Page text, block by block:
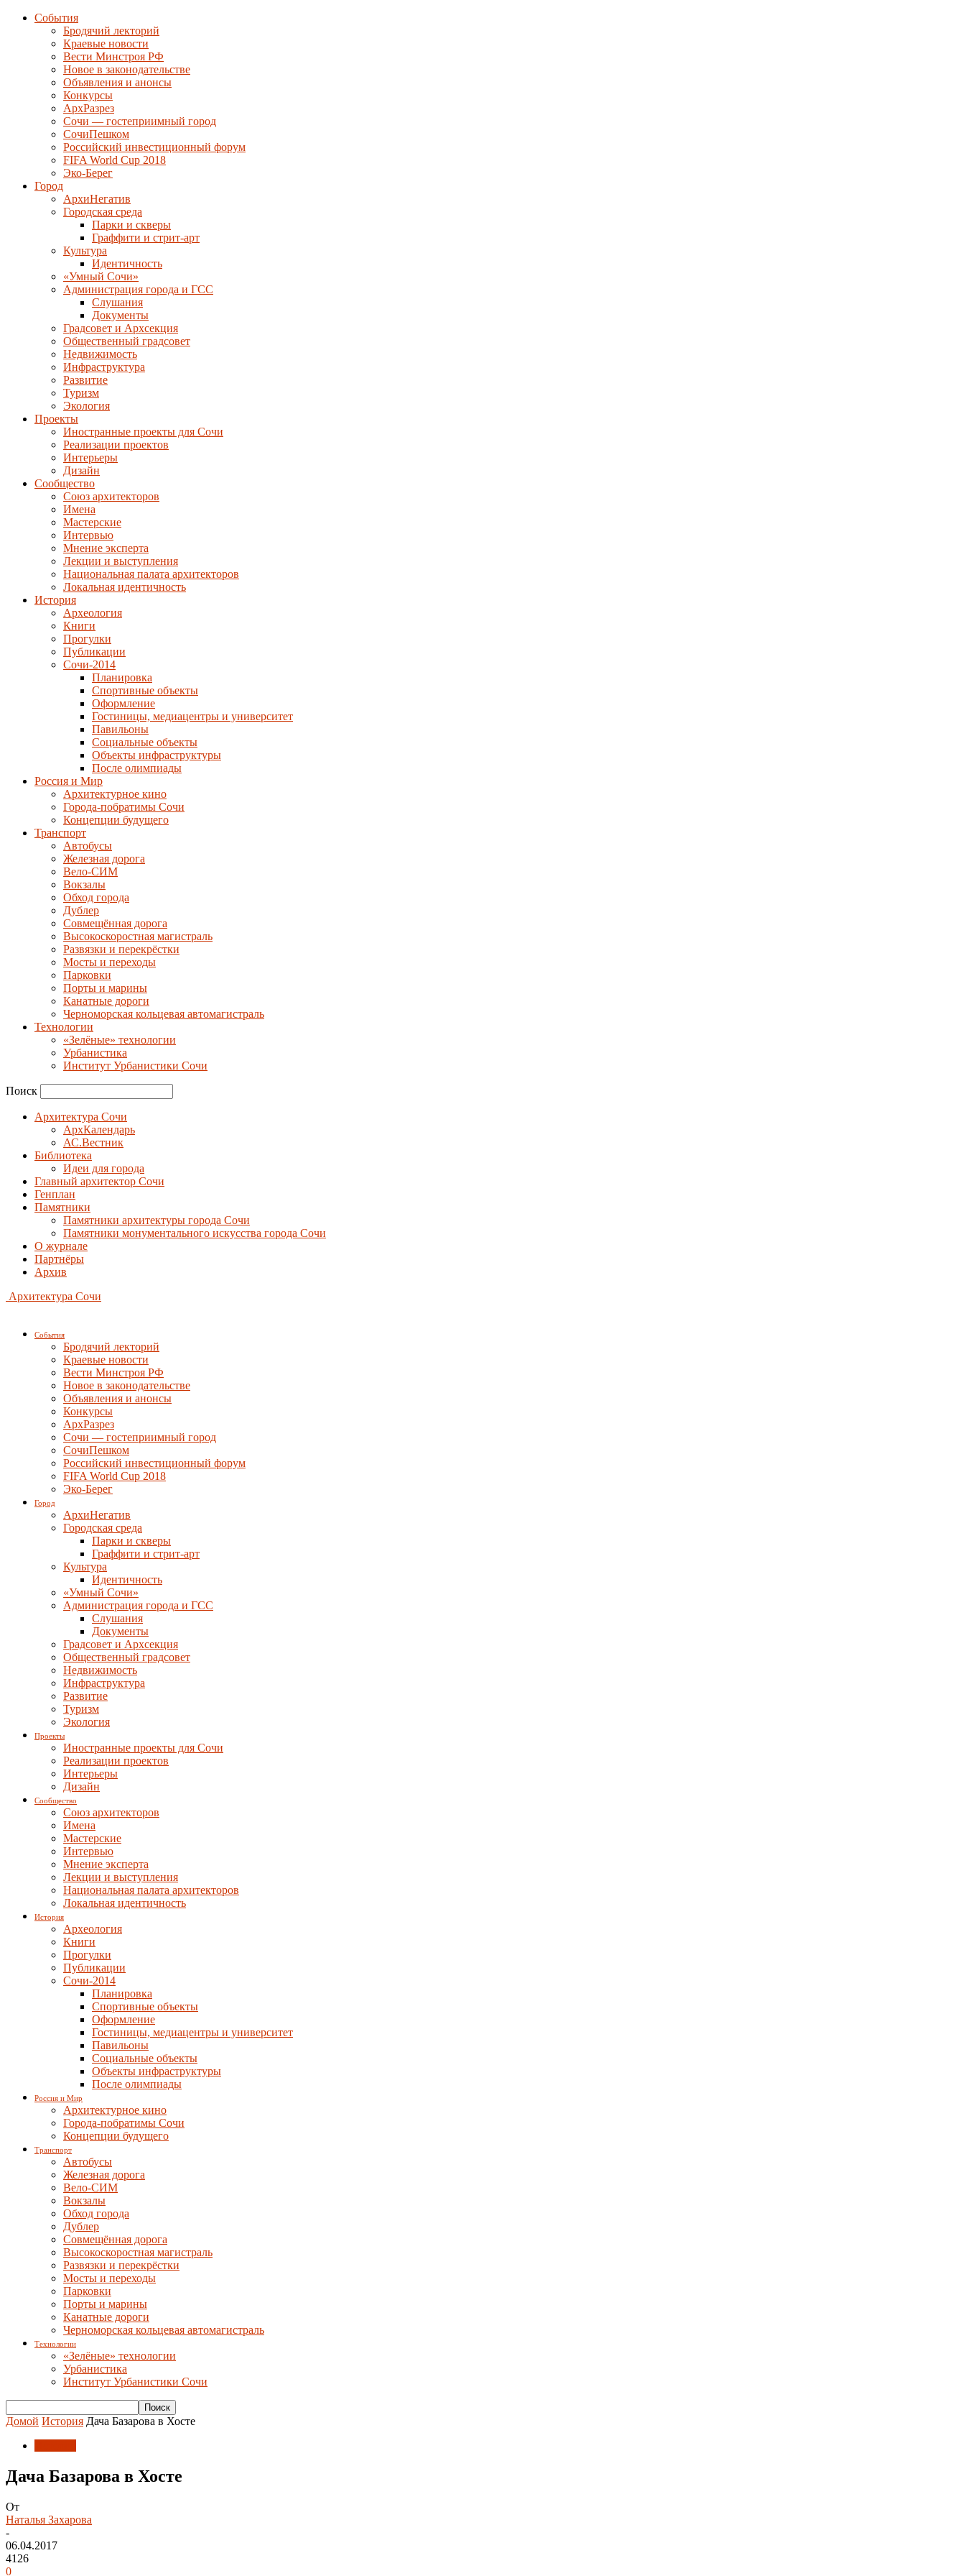
События
Бродячий лекторий
Краевые новости
Вести Минстроя РФ
Новое в законодательстве
Объявления и анонсы
Конкурсы
АрхРазрез
Сочи — гостеприимный город
СочиПешком
Российский инвестиционный форум
FIFA World Cup 2018
Эко-Берег
Город
АрхиНегатив
Городская среда
Парки и скверы
Граффити и стрит-арт
Культура
Идентичность
«Умный Сочи»
Администрация города и ГСС
Слушания
Документы
Градсовет и Архсекция
Общественный градсовет
Недвижимость
Инфраструктура
Развитие
Туризм
Экология
Проекты
Иностранные проекты для Сочи
Реализации проектов
Интерьеры
Дизайн
Сообщество
Союз архитекторов
Имена
Мастерские
Интервью
Мнение эксперта
Лекции и выступления
Национальная палата архитекторов
Локальная идентичность
История
Археология
Книги
Прогулки
Публикации
Сочи-2014
Планировка
Спортивные объекты
Оформление
Гостиницы, медиацентры и университет
Павильоны
Социальные объекты
Объекты инфраструктуры
После олимпиады
Россия и Мир
Архитектурное кино
Города-побратимы Сочи
Концепции будущего
Транспорт
Автобусы
Железная дорога
Вело-СИМ
Вокзалы
Обход города
Дублер
Совмещённая дорога
Высокоскоростная магистраль
Развязки и перекрёстки
Мосты и переходы
Парковки
Порты и марины
Канатные дороги
Черноморская кольцевая автомагистраль
Технологии
«Зелёные» технологии
Урбанистика
Институт Урбанистики Сочи
Поиск
Архитектура Сочи
АрхКалендарь
АС.Вестник
Библиотека
Идеи для города
Главный архитектор Сочи
Генплан
Памятники
Памятники архитектуры города Сочи
Памятники монументального искусства города Сочи
О журнале
Партнёры
Архив
Архитектура Сочи
События
Бродячий лекторий
Краевые новости
Вести Минстроя РФ
Новое в законодательстве
Объявления и анонсы
Конкурсы
АрхРазрез
Сочи — гостеприимный город
СочиПешком
Российский инвестиционный форум
FIFA World Cup 2018
Эко-Берег
Город
АрхиНегатив
Городская среда
Парки и скверы
Граффити и стрит-арт
Культура
Идентичность
«Умный Сочи»
Администрация города и ГСС
Слушания
Документы
Градсовет и Архсекция
Общественный градсовет
Недвижимость
Инфраструктура
Развитие
Туризм
Экология
Проекты
Иностранные проекты для Сочи
Реализации проектов
Интерьеры
Дизайн
Сообщество
Союз архитекторов
Имена
Мастерские
Интервью
Мнение эксперта
Лекции и выступления
Национальная палата архитекторов
Локальная идентичность
История
Археология
Книги
Прогулки
Публикации
Сочи-2014
Планировка
Спортивные объекты
Оформление
Гостиницы, медиацентры и университет
Павильоны
Социальные объекты
Объекты инфраструктуры
После олимпиады
Россия и Мир
Архитектурное кино
Города-побратимы Сочи
Концепции будущего
Транспорт
Автобусы
Железная дорога
Вело-СИМ
Вокзалы
Обход города
Дублер
Совмещённая дорога
Высокоскоростная магистраль
Развязки и перекрёстки
Мосты и переходы
Парковки
Порты и марины
Канатные дороги
Черноморская кольцевая автомагистраль
Технологии
«Зелёные» технологии
Урбанистика
Институт Урбанистики Сочи
Домой История Дача Базарова в Хосте
Дача Базарова в Хосте
От
Наталья Захарова
-
06.04.2017
4126
0